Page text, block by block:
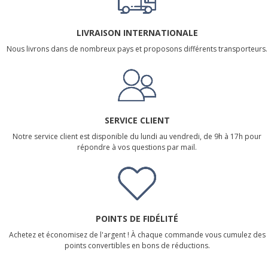
LIVRAISON INTERNATIONALE
Nous livrons dans de nombreux pays et proposons différents transporteurs.
SERVICE CLIENT
Notre service client est disponible du lundi au vendredi, de 9h à 17h pour
répondre à vos questions par mail.
POINTS DE FIDÉLITÉ
Achetez et économisez de l'argent ! À chaque commande vous cumulez des
points convertibles en bons de réductions.